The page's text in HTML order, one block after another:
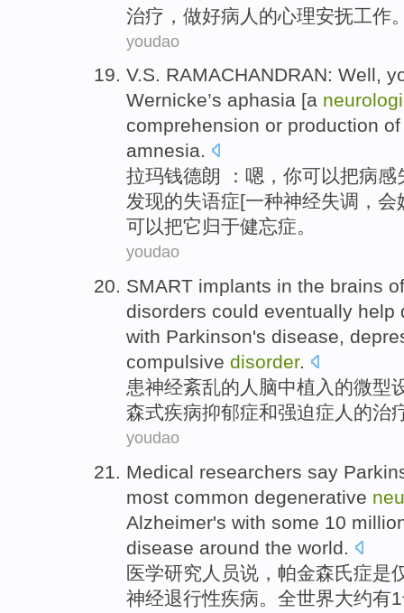
治疗 ， 做好病人 的心理安抚工作
youdao
V.S. RAMACHANDRAN: Well,
Wernicke’s aphasia [a
comprehension or production
amnesia.
拉玛钱德朗 ： 嗯 ， 你可以把病感
发现的失语症[一种神经失调 ，会
可以把它归于健忘症。
youdao
SMART implants in the brains of
disorders could eventually help
with Parkinson's disease,
compulsive disorder.
患神经紊乱的 人脑中植入 的微型
森式疾病抑郁症和强迫症 人 的治
youdao
Medical researchers say
most common degenerative
Alzheimer's with some 10
disease around the world.
医学研究人员说 ， 帕金森氏症是
神经退行性疾病。 全世界大约有